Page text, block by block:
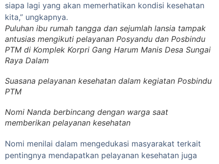
siapa lagi yang akan memerhatikan kondisi kesehatan
kita,” ungkapnya.
Puluhan ibu rumah tangga dan sejumlah lansia tampak
antusias mengikuti pelayanan Posyandu dan Posbindu
PTM di Komplek Korpri Gang Harum Manis Desa Sungai
Raya Dalam
Suasana pelayanan kesehatan dalam kegiatan Posbindu
PTM
Nomi Nanda berbincang dengan warga saat
memberikan pelayanan kesehatan
Nomi menilai dalam mengedukasi masyarakat terkait
pentingnya mendapatkan pelayanan kesehatan juga